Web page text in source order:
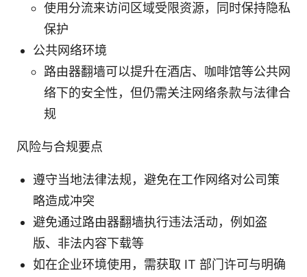
使用分流来访问区域受限资源，同时保持隐私
保护
公共网络环境
路由器翻墙可以提升在酒店、咖啡馆等公共网
络下的安全性，但仍需关注网络条款与法律合
规
风险与合规要点
遵守当地法律法规，避免在工作网络对公司策
略造成冲突
避免通过路由器翻墙执行违法活动，例如盗
版、非法内容下载等
如在企业环境使用，需获取 IT 部门许可与明确